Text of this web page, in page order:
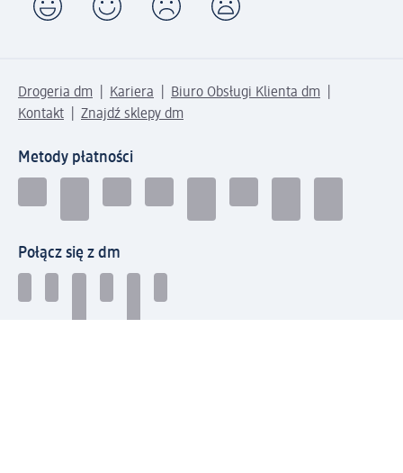
Drogeria dm Kariera
Biuro Obsługi Klienta dm
Kontakt
Znajdź sklepy dm
Metody płatności
Połącz się z dm